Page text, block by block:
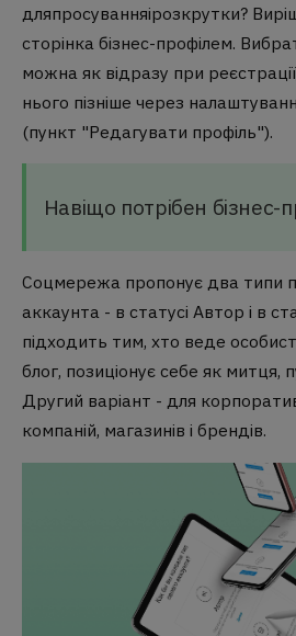
дляпросуванняірозкрутки?
сторінка бізнес-профілем.
можна як відразу при
нього пізніше через
(пункт "Редагувати профіль").
Навіщо потрібен бізнес-
Соцмережа пропонує два типи
аккаунта - в статусі Автор і в
підходить тим, хто веде
блог, позиціонує себе як митця,
Другий варіант - для
компаній, магазинів і брендів.